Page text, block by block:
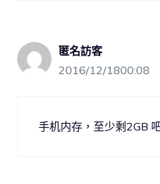
匿名訪客
2016/12/1800:08
手机内存，至少剩2GB 吧